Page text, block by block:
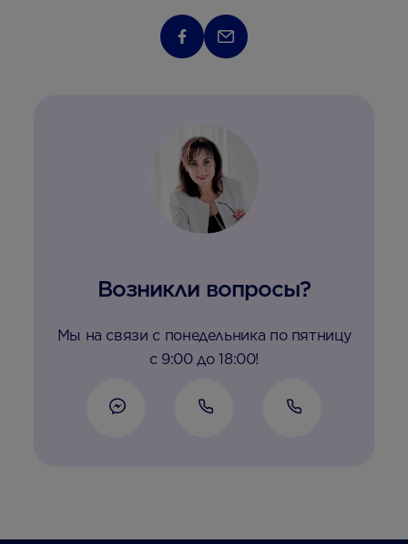
Возникли вопросы?
Мы на связи с понедельника по пятницу
с 9:00 до 18:00!